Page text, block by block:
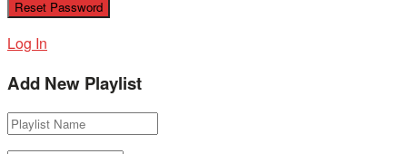
Log In
Add New Playlist